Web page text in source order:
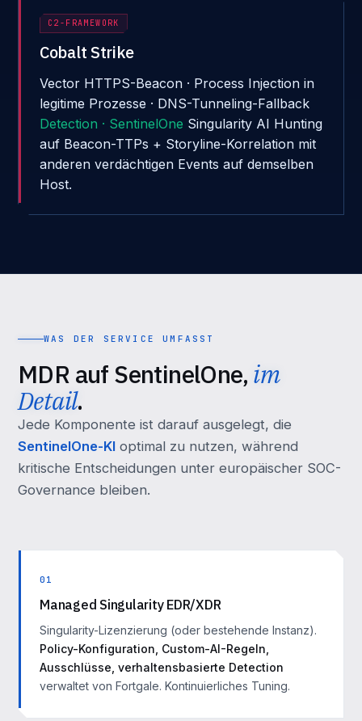
C2-FRAMEWORK
Cobalt Strike
Vector HTTPS-Beacon · Process Injection in
legitime Prozesse · DNS-Tunneling-Fallback
Detection · SentinelOne Singularity AI Hunting
auf Beacon-TTPs + Storyline-Korrelation mit
anderen verdächtigen Events auf demselben
Host.
WAS DER SERVICE UMFASST
MDR auf SentinelOne, im
Detail.
Jede Komponente ist darauf ausgelegt, die
SentinelOne-KI optimal zu nutzen, während
kritische Entscheidungen unter europäischer SOC-
Governance bleiben.
01
Managed Singularity EDR/XDR
Singularity-Lizenzierung (oder bestehende Instanz).
Policy-Konfiguration, Custom-AI-Regeln,
Ausschlüsse, verhaltensbasierte Detection
verwaltet von Fortgale. Kontinuierliches Tuning.